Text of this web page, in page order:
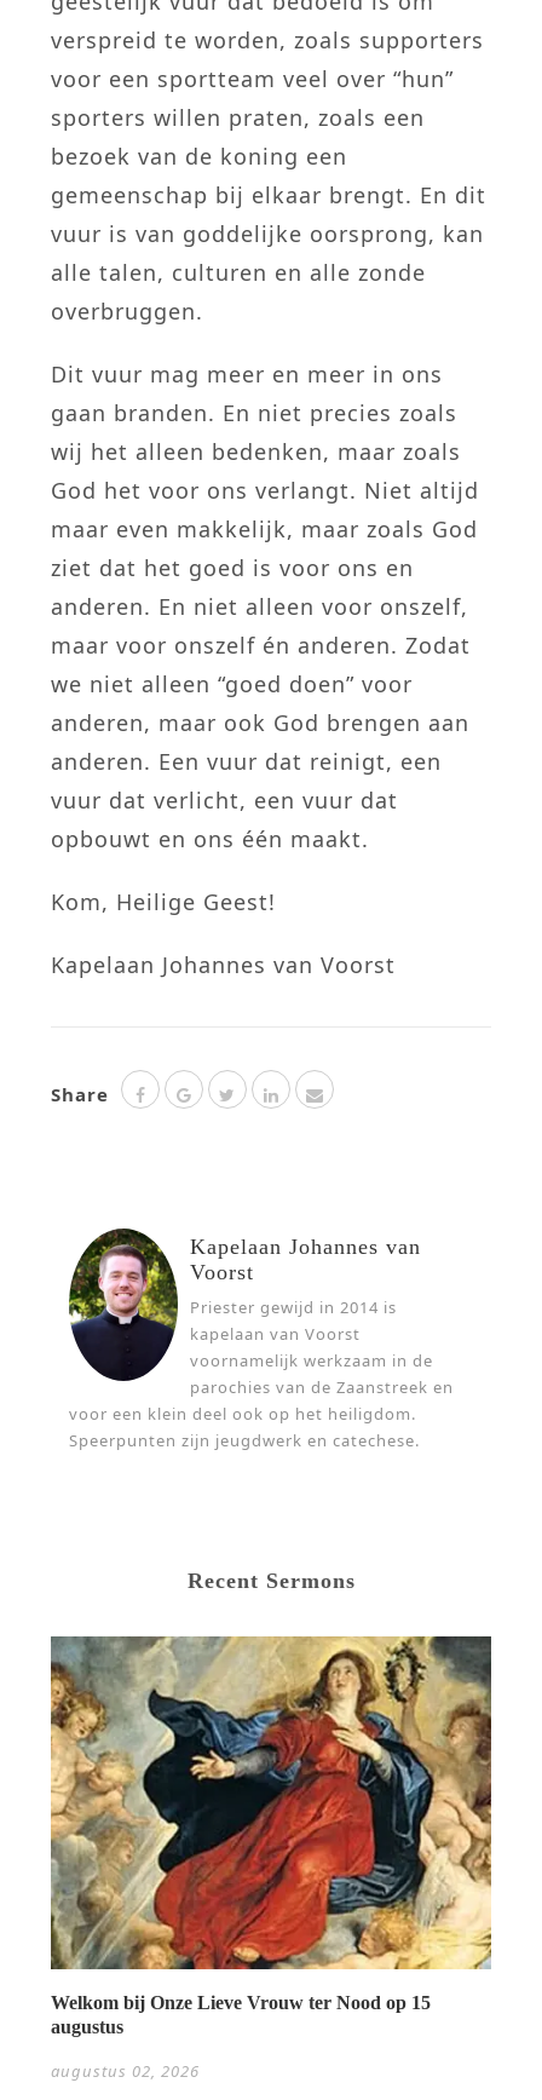
verspreid te worden, zoals supporters
voor een sportteam veel over “hun”
sporters willen praten, zoals een
bezoek van de koning een
gemeenschap bij elkaar brengt. En dit
vuur is van goddelijke oorsprong, kan
alle talen, culturen en alle zonde
overbruggen.
Dit vuur mag meer en meer in ons
gaan branden. En niet precies zoals
wij het alleen bedenken, maar zoals
God het voor ons verlangt. Niet altijd
maar even makkelijk, maar zoals God
ziet dat het goed is voor ons en
anderen. En niet alleen voor onszelf,
maar voor onszelf én anderen. Zodat
we niet alleen “goed doen” voor
anderen, maar ook God brengen aan
anderen. Een vuur dat reinigt, een
vuur dat verlicht, een vuur dat
opbouwt en ons één maakt.
Kom, Heilige Geest!
Kapelaan Johannes van Voorst
Share
Kapelaan Johannes van
Voorst
Priester gewijd in 2014 is
kapelaan van Voorst
voornamelijk werkzaam in de
parochies van de Zaanstreek en
voor een klein deel ook op het heiligdom.
Speerpunten zijn jeugdwerk en catechese.
Recent Sermons
Welkom bij Onze Lieve Vrouw ter Nood op 15
augustus
augustus 02, 2026